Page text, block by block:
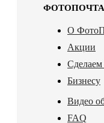
ФОТОПОЧТА
О
Акции
Сделаем
Бизнесу
Видео
FAQ